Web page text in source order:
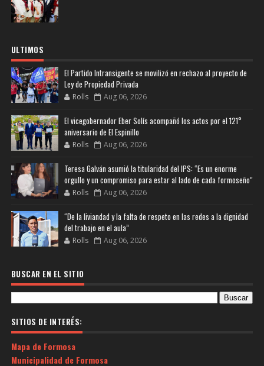
ULTIMOS
El Partido Intransigente se movilizó en rechazo al proyecto de
Ley de Propiedad Privada
Rolls Aug 06, 2026
El vicegobernador Eber Solís acompañó los actos por el 121°
aniversario de El Espinillo
Rolls Aug 06, 2026
Teresa Galván asumió la titularidad del IPS: “Es un enorme
orgullo y un compromiso para estar al lado de cada formoseño”
Rolls Aug 06, 2026
“De la liviandad y la falta de respeto en las redes a la dignidad
del trabajo en el aula”
Rolls Aug 06, 2026
BUSCAR EN EL SITIO
SITIOS DE INTERÉS:
Mapa de Formosa
Municipalidad de Formosa